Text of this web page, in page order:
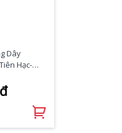
Dây
Hạc-